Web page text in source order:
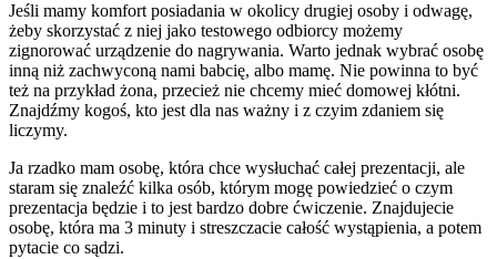
Jeśli mamy komfort posiadania w okolicy drugiej osoby i odwagę,
żeby skorzystać z niej jako testowego odbiorcy możemy
zignorować urządzenie do nagrywania. Warto jednak wybrać osobę
inną niż zachwyconą nami babcię, albo mamę. Nie powinna to być
też na przykład żona, przecież nie chcemy mieć domowej kłótni.
Znajdźmy kogoś, kto jest dla nas ważny i z czyim zdaniem się
liczymy.
Ja rzadko mam osobę, która chce wysłuchać całej prezentacji, ale
staram się znaleźć kilka osób, którym mogę powiedzieć o czym
prezentacja będzie i to jest bardzo dobre ćwiczenie. Znajdujecie
osobę, która ma 3 minuty i streszczacie całość wystąpienia, a potem
pytacie co sądzi.